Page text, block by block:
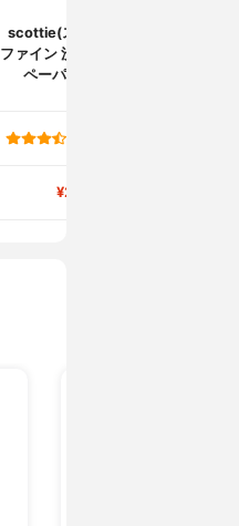
scottie(スコッティ)
ファイン 洗って使える
ペーパータオル
¥270